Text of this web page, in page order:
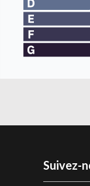
Suivez-